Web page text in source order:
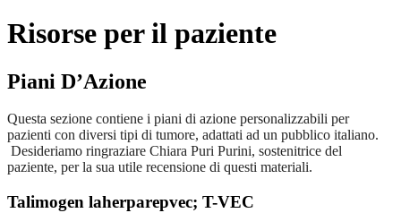
Risorse per il paziente
Piani D’Azione
Questa sezione contiene i piani di azione personalizzabili per
pazienti con diversi tipi di tumore, adattati ad un pubblico italiano.
Desideriamo ringraziare Chiara Puri Purini, sostenitrice del
paziente, per la sua utile recensione di questi materiali.
Talimogen laherparepvec; T-VEC